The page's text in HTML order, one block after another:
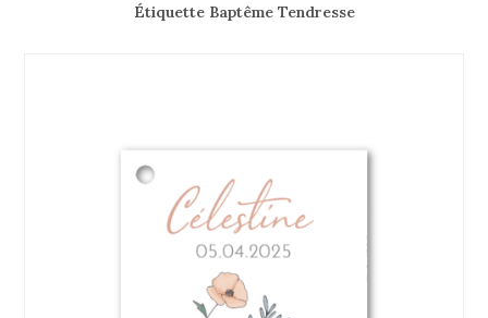
Étiquette Baptême Tendresse